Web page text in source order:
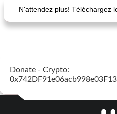
N'attendez plus! Téléchargez
Donate - Crypto: